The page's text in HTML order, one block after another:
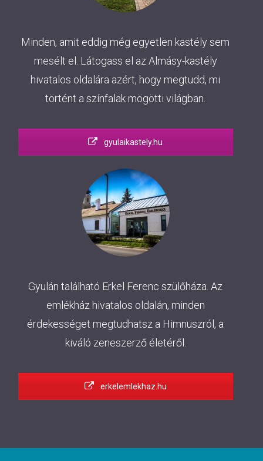
Minden, amit eddig még egyetlen kastély sem
mesélt el. Látogass el az Almásy-kastély
hivatalos oldalára azért, hogy megtudd, mi
történt a színfalak mögötti világban.
gyulaikastely.hu
Gyulán található Erkel Ferenc szülőháza. Az
emlékház hivatalos oldalán, minden
érdekességet megtudhatsz a Himnuszról, a
kiváló zeneszerző életéről.
erkelemlekhaz.hu